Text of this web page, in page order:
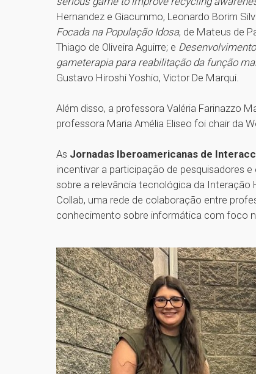
Hernandez e Giacummo, Leonardo Borim
Focada na População Idosa, de Mateus de
Thiago de Oliveira Aguirre; e
gameterapia para reabilitação da função
Gustavo Hiroshi Yoshio, Victor De Marqui.
Além disso, a professora Valéria Farinazzo
professora Maria Amélia Eliseo foi chair da
As Jornadas Iberoamericanas de
incentivar a participação de pesquisadores
sobre a relevância tecnológica da Interação
Collab, uma rede de colaboração entre
conhecimento sobre informática com foco